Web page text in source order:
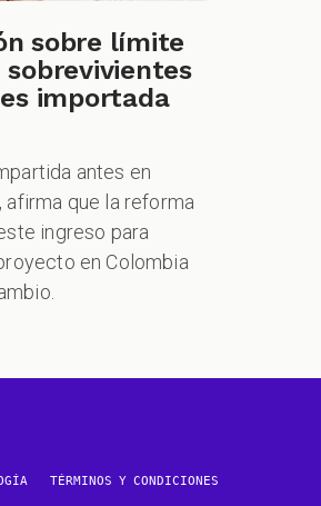
sobre límite
sobrevivientes
importada
antes en
afirma que la reforma
ingreso para
en Colombia
TÉRMINOS Y CONDICIONES